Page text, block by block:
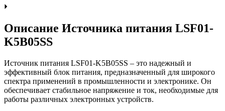
Описание Источника питания LSF01-
K5B05SS
Источник питания LSF01-K5B05SS – это надежный и
эффективный блок питания, предназначенный для широкого
спектра применений в промышленности и электронике. Он
обеспечивает стабильное напряжение и ток, необходимые для
работы различных электронных устройств.